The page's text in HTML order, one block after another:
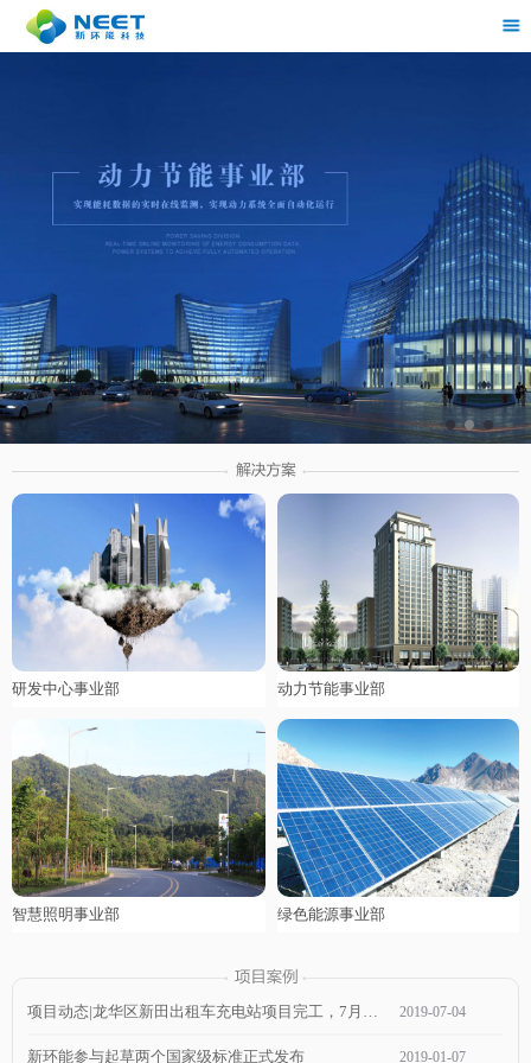
茶
研发中心事业部 动力节能事业部
智慧照明事业部 绿色能源事业部
2019-07-04
新环能参与起草两个国家级标准正式发布 2019-01-07